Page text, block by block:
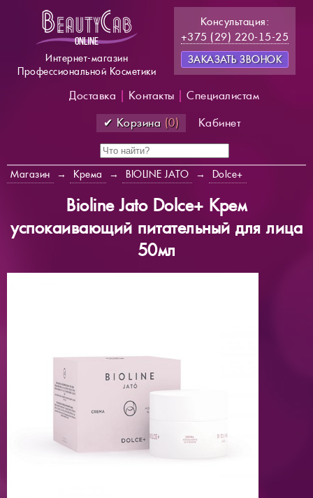
Интернет-магазин
Профессиональной Косметики
Консультация:
+375 (29) 220-15-25
ЗАКАЗАТЬ ЗВОНОК
Доставка Контакты
Специалистам
✔ Корзина (0) Кабинет
Магазин → Крема → BIOLINE JATO → Dolce+
Bioline Jato Dolce+ Крем
успокаивающий питательный для лица
50мл